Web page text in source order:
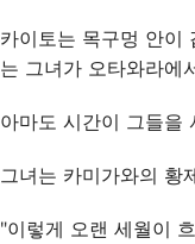
카이토는 목구멍 안이
는 그녀가 오타와라에
아마도 시간이 그들을
그녀는 카미가와의 황
"이렇게 오랜 세월이